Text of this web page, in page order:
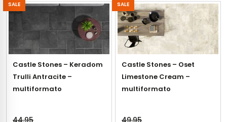
SALE
Castle Stones – Keradom
Trulli Antracite –
multiformato
SALE
Castle Stones – Oset
Limestone Cream –
multiformato
betonlook
marmerlook
tegels